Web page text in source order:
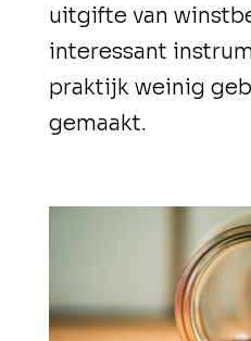
uitgifte van
interessant
praktijk weinig
gemaakt.